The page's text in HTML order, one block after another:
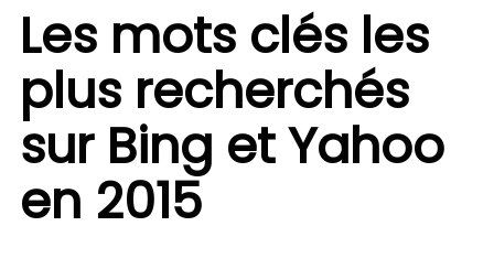
Les mots clés les
plus recherchés
sur Bing et Yahoo
en 2015